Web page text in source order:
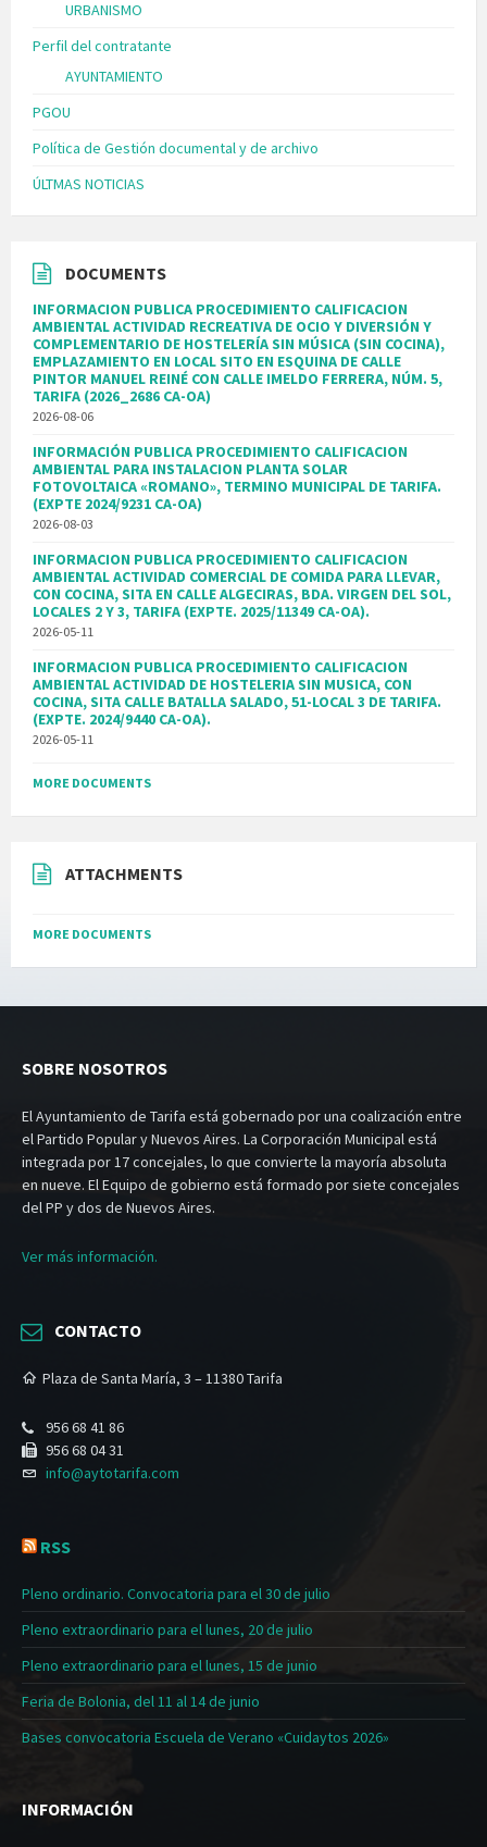
URBANISMO
Perfil del contratante
AYUNTAMIENTO
PGOU
Política de Gestión documental y de archivo
ÚLTMAS NOTICIAS
DOCUMENTS
INFORMACION PUBLICA PROCEDIMIENTO CALIFICACION
AMBIENTAL ACTIVIDAD RECREATIVA DE OCIO Y DIVERSIÓN Y
COMPLEMENTARIO DE HOSTELERÍA SIN MÚSICA (SIN COCINA),
EMPLAZAMIENTO EN LOCAL SITO EN ESQUINA DE CALLE
PINTOR MANUEL REINÉ CON CALLE IMELDO FERRERA, NÚM. 5,
TARIFA (2026_2686 CA-OA)
2026-08-06
INFORMACIÓN PUBLICA PROCEDIMIENTO CALIFICACION
AMBIENTAL PARA INSTALACION PLANTA SOLAR
FOTOVOLTAICA «ROMANO», TERMINO MUNICIPAL DE TARIFA.
(EXPTE 2024/9231 CA-OA)
2026-08-03
INFORMACION PUBLICA PROCEDIMIENTO CALIFICACION
AMBIENTAL ACTIVIDAD COMERCIAL DE COMIDA PARA LLEVAR,
CON COCINA, SITA EN CALLE ALGECIRAS, BDA. VIRGEN DEL SOL,
LOCALES 2 Y 3, TARIFA (EXPTE. 2025/11349 CA-OA).
2026-05-11
INFORMACION PUBLICA PROCEDIMIENTO CALIFICACION
AMBIENTAL ACTIVIDAD DE HOSTELERIA SIN MUSICA, CON
COCINA, SITA CALLE BATALLA SALADO, 51-LOCAL 3 DE TARIFA.
(EXPTE. 2024/9440 CA-OA).
2026-05-11
MORE DOCUMENTS
ATTACHMENTS
MORE DOCUMENTS
SOBRE NOSOTROS
El Ayuntamiento de Tarifa está gobernado por una coalización entre
el Partido Popular y Nuevos Aires. La Corporación Municipal está
integrada por 17 concejales, lo que convierte la mayoría absoluta
en nueve. El Equipo de gobierno está formado por siete concejales
del PP y dos de Nuevos Aires.
Ver más información.
CONTACTO
Plaza de Santa María, 3 – 11380 Tarifa
956 68 41 86
956 68 04 31
info@aytotarifa.com
RSS
Pleno ordinario. Convocatoria para el 30 de julio
Pleno extraordinario para el lunes, 20 de julio
Pleno extraordinario para el lunes, 15 de junio
Feria de Bolonia, del 11 al 14 de junio
Bases convocatoria Escuela de Verano «Cuidaytos 2026»
INFORMACIÓN